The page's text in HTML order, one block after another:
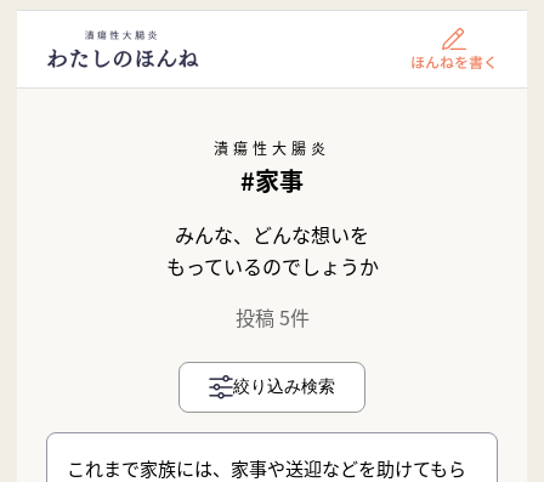
潰瘍性大腸炎
#家事
みんな、どんな想いを
もっているのでしょうか
投稿 5件
絞り込み検索
これまで家族には、家事や送迎などを助けてもら